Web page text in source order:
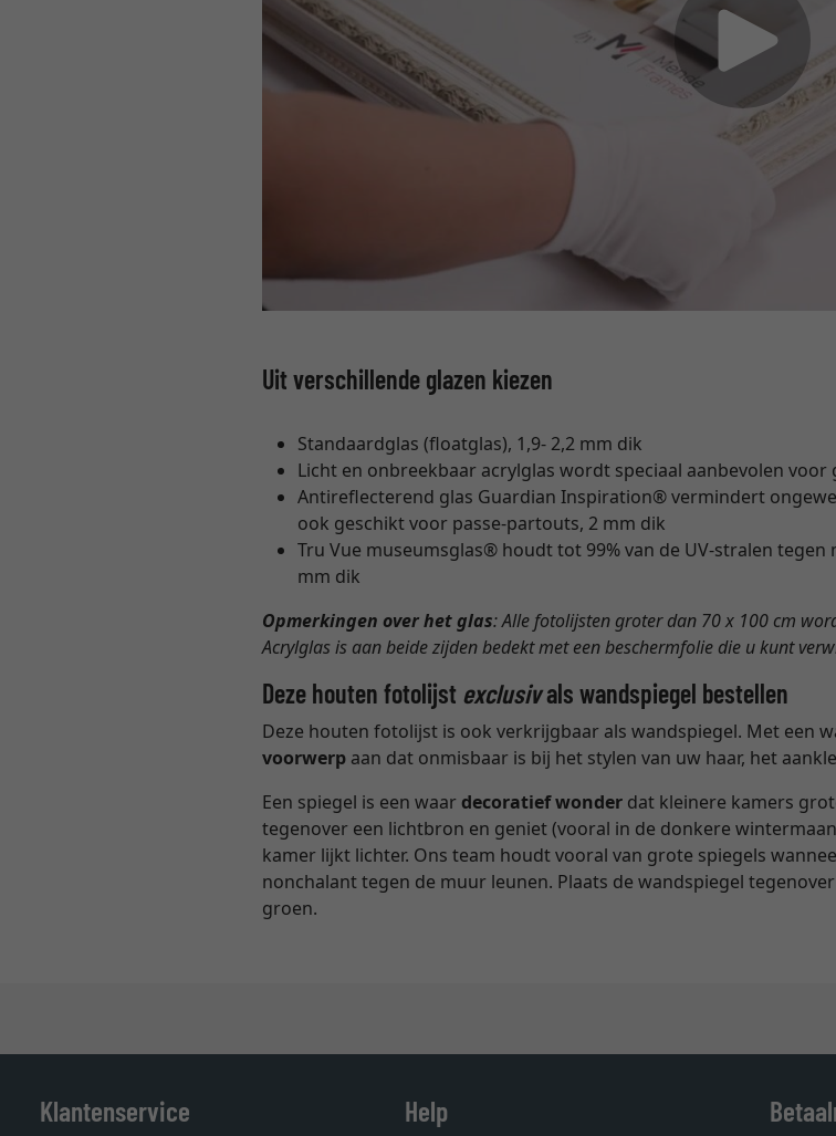
Uit verschillende glazen kiezen
Standaardglas (floatglas), 1,9- 2,2 mm dik
Licht en onbreekbaar acrylglas wordt speciaal aanbevolen
Antireflecterend glas Guardian Inspiration® vermindert
ook geschikt voor passe-partouts, 2 mm dik
Tru Vue museumsglas® houdt tot 99% van de UV-stralen
mm dik
Opmerkingen over het glas: Alle fotolijsten groter dan 70 x 100 cm
Acrylglas is aan beide zijden bedekt met een beschermfolie die u kunt
Deze houten fotolijst exclusivals wandspiegel bestellen
Deze houten fotolijst is ook verkrijgbaar als wandspiegel. Met een
voorwerp aan dat onmisbaar is bij het stylen van uw haar, het
Een spiegel is een waardecoratief wonder dat kleinere kamers
tegenover een lichtbron en geniet (vooral in de donkere
kamer lijkt lichter. Ons team houdt vooral van grote spiegels
nonchalant tegen de muur leunen. Plaats de wandspiegel
groen.
Klantenservice Help